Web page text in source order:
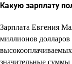
Какую зарплату
Зарплата Евгения
миллионов